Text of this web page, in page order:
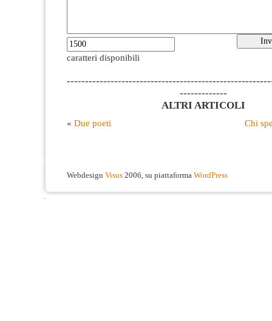
caratteri disponibili
-------------
ALTRI ARTICOLI
« Due poeti Chi
Webdesign Visus 2006, su piattaforma WordPress